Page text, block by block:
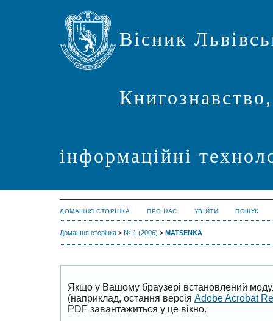
Вісник
інформаційні
ДОМАШНЯ СТОРІНКА ПРО НАС УВІЙТИ ПОШУК
Домашня сторінка > № 1 (2006) > MATSENKA
Якщо у Вашому браузері встановлений
(наприклад, остання версія Adobe Acrobat
PDF завантажиться у це вікно.